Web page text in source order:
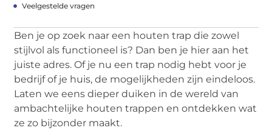
Veelgestelde vragen
Ben je op zoek naar een houten trap die zowel
stijlvol als functioneel is? Dan ben je hier aan het
juiste adres. Of je nu een trap nodig hebt voor je
bedrijf of je huis, de mogelijkheden zijn eindeloos.
Laten we eens dieper duiken in de wereld van
ambachtelijke houten trappen en ontdekken wat
ze zo bijzonder maakt.